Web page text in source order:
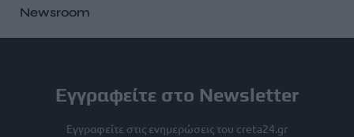
Newsroom
Εγγραφείτε στο Newsletter
Εγγραφείτε στις ενημερώσεις του creta24.gr